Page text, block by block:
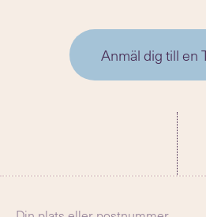
Anmäl dig till en